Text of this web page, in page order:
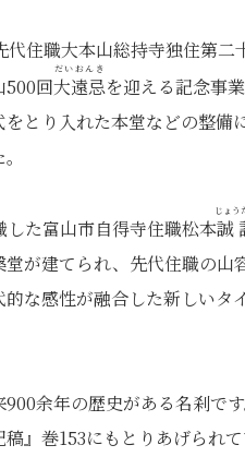
代住職大本山総持寺独住第
500回大遠忌
だいおんき
を迎える記念事
とり入れた本堂などの整備
した富山市自得寺住職松本誠
じょう
が建てられ、先代住職の山
的な感性が融合した新しいタ
余年の歴史がある名刹です
稿』巻153にもとりあげられ